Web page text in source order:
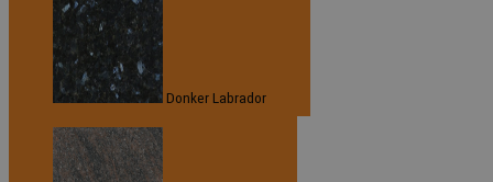
Donker Labrador